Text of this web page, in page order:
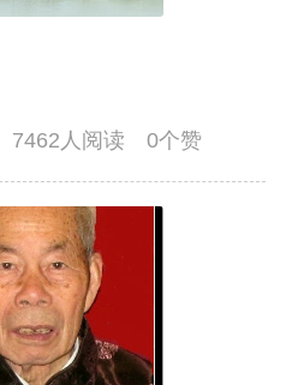
7462人阅读 0个赞